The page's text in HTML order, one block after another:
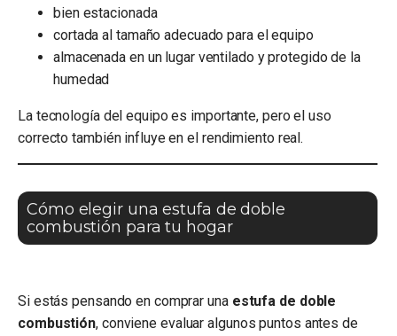
bien estacionada
cortada al tamaño adecuado para el equipo
almacenada en un lugar ventilado y protegido de la
humedad
La tecnología del equipo es importante, pero el uso
correcto también influye en el rendimiento real.
Cómo elegir una estufa de doble
combustión para tu hogar
Si estás pensando en comprar una estufa de doble
combustión, conviene evaluar algunos puntos antes de